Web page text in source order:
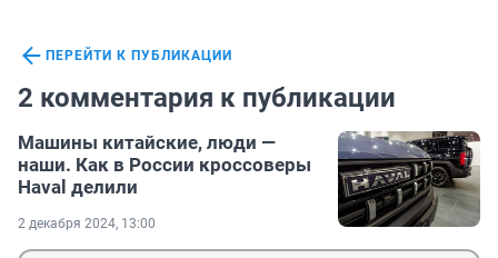
ПЕРЕЙТИ К ПУБЛИКАЦИИ
2 комментария к публикации
Машины китайские, люди —
наши. Как в России кроссоверы
Haval делили
2 декабря 2024, 13:00